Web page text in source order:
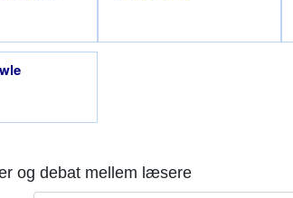
og debat mellem læsere